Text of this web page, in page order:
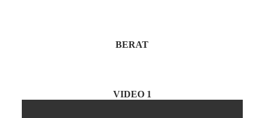
BERAT
VIDEO 1